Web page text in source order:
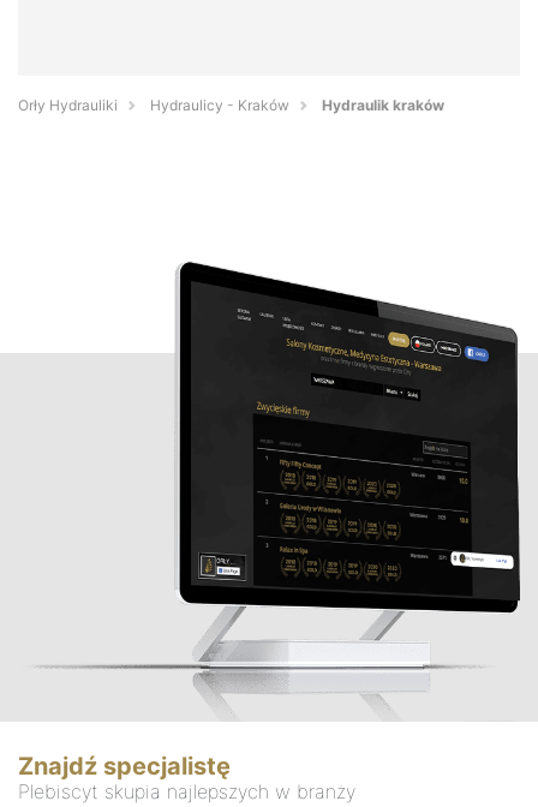
Orły Hydrauliki Hydraulicy - Kraków Hydraulik kraków
Znajdź specjalistę
Plebiscyt skupia najlepszych w branży